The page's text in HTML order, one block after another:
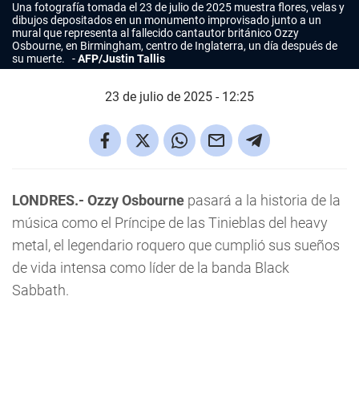
Una fotografía tomada el 23 de julio de 2025 muestra flores, velas y
dibujos depositados en un monumento improvisado junto a un
mural que representa al fallecido cantautor británico Ozzy
Osbourne, en Birmingham, centro de Inglaterra, un día después de
su muerte.
AFP/Justin Tallis
23 de julio de 2025 - 12:25
LONDRES.- Ozzy Osbourne pasará a la historia de la
música como el Príncipe de las Tinieblas del heavy
metal, el legendario roquero que cumplió sus sueños
de vida intensa como líder de la banda Black
Sabbath.